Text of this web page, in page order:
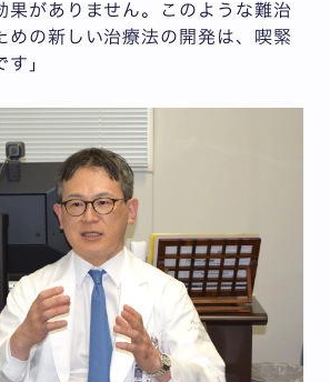
果がありません。このような難治
めの新しい治療法の開発は、喫緊
」